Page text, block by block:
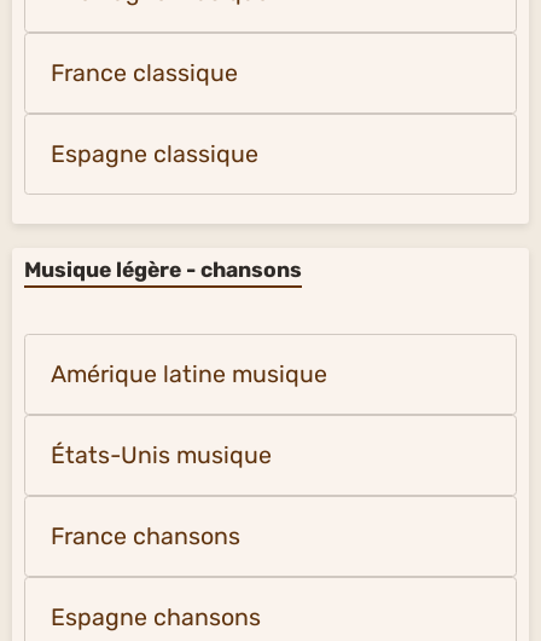
France classique
Espagne classique
Musique légère - chansons
Amérique latine musique
États-Unis musique
France chansons
Espagne chansons